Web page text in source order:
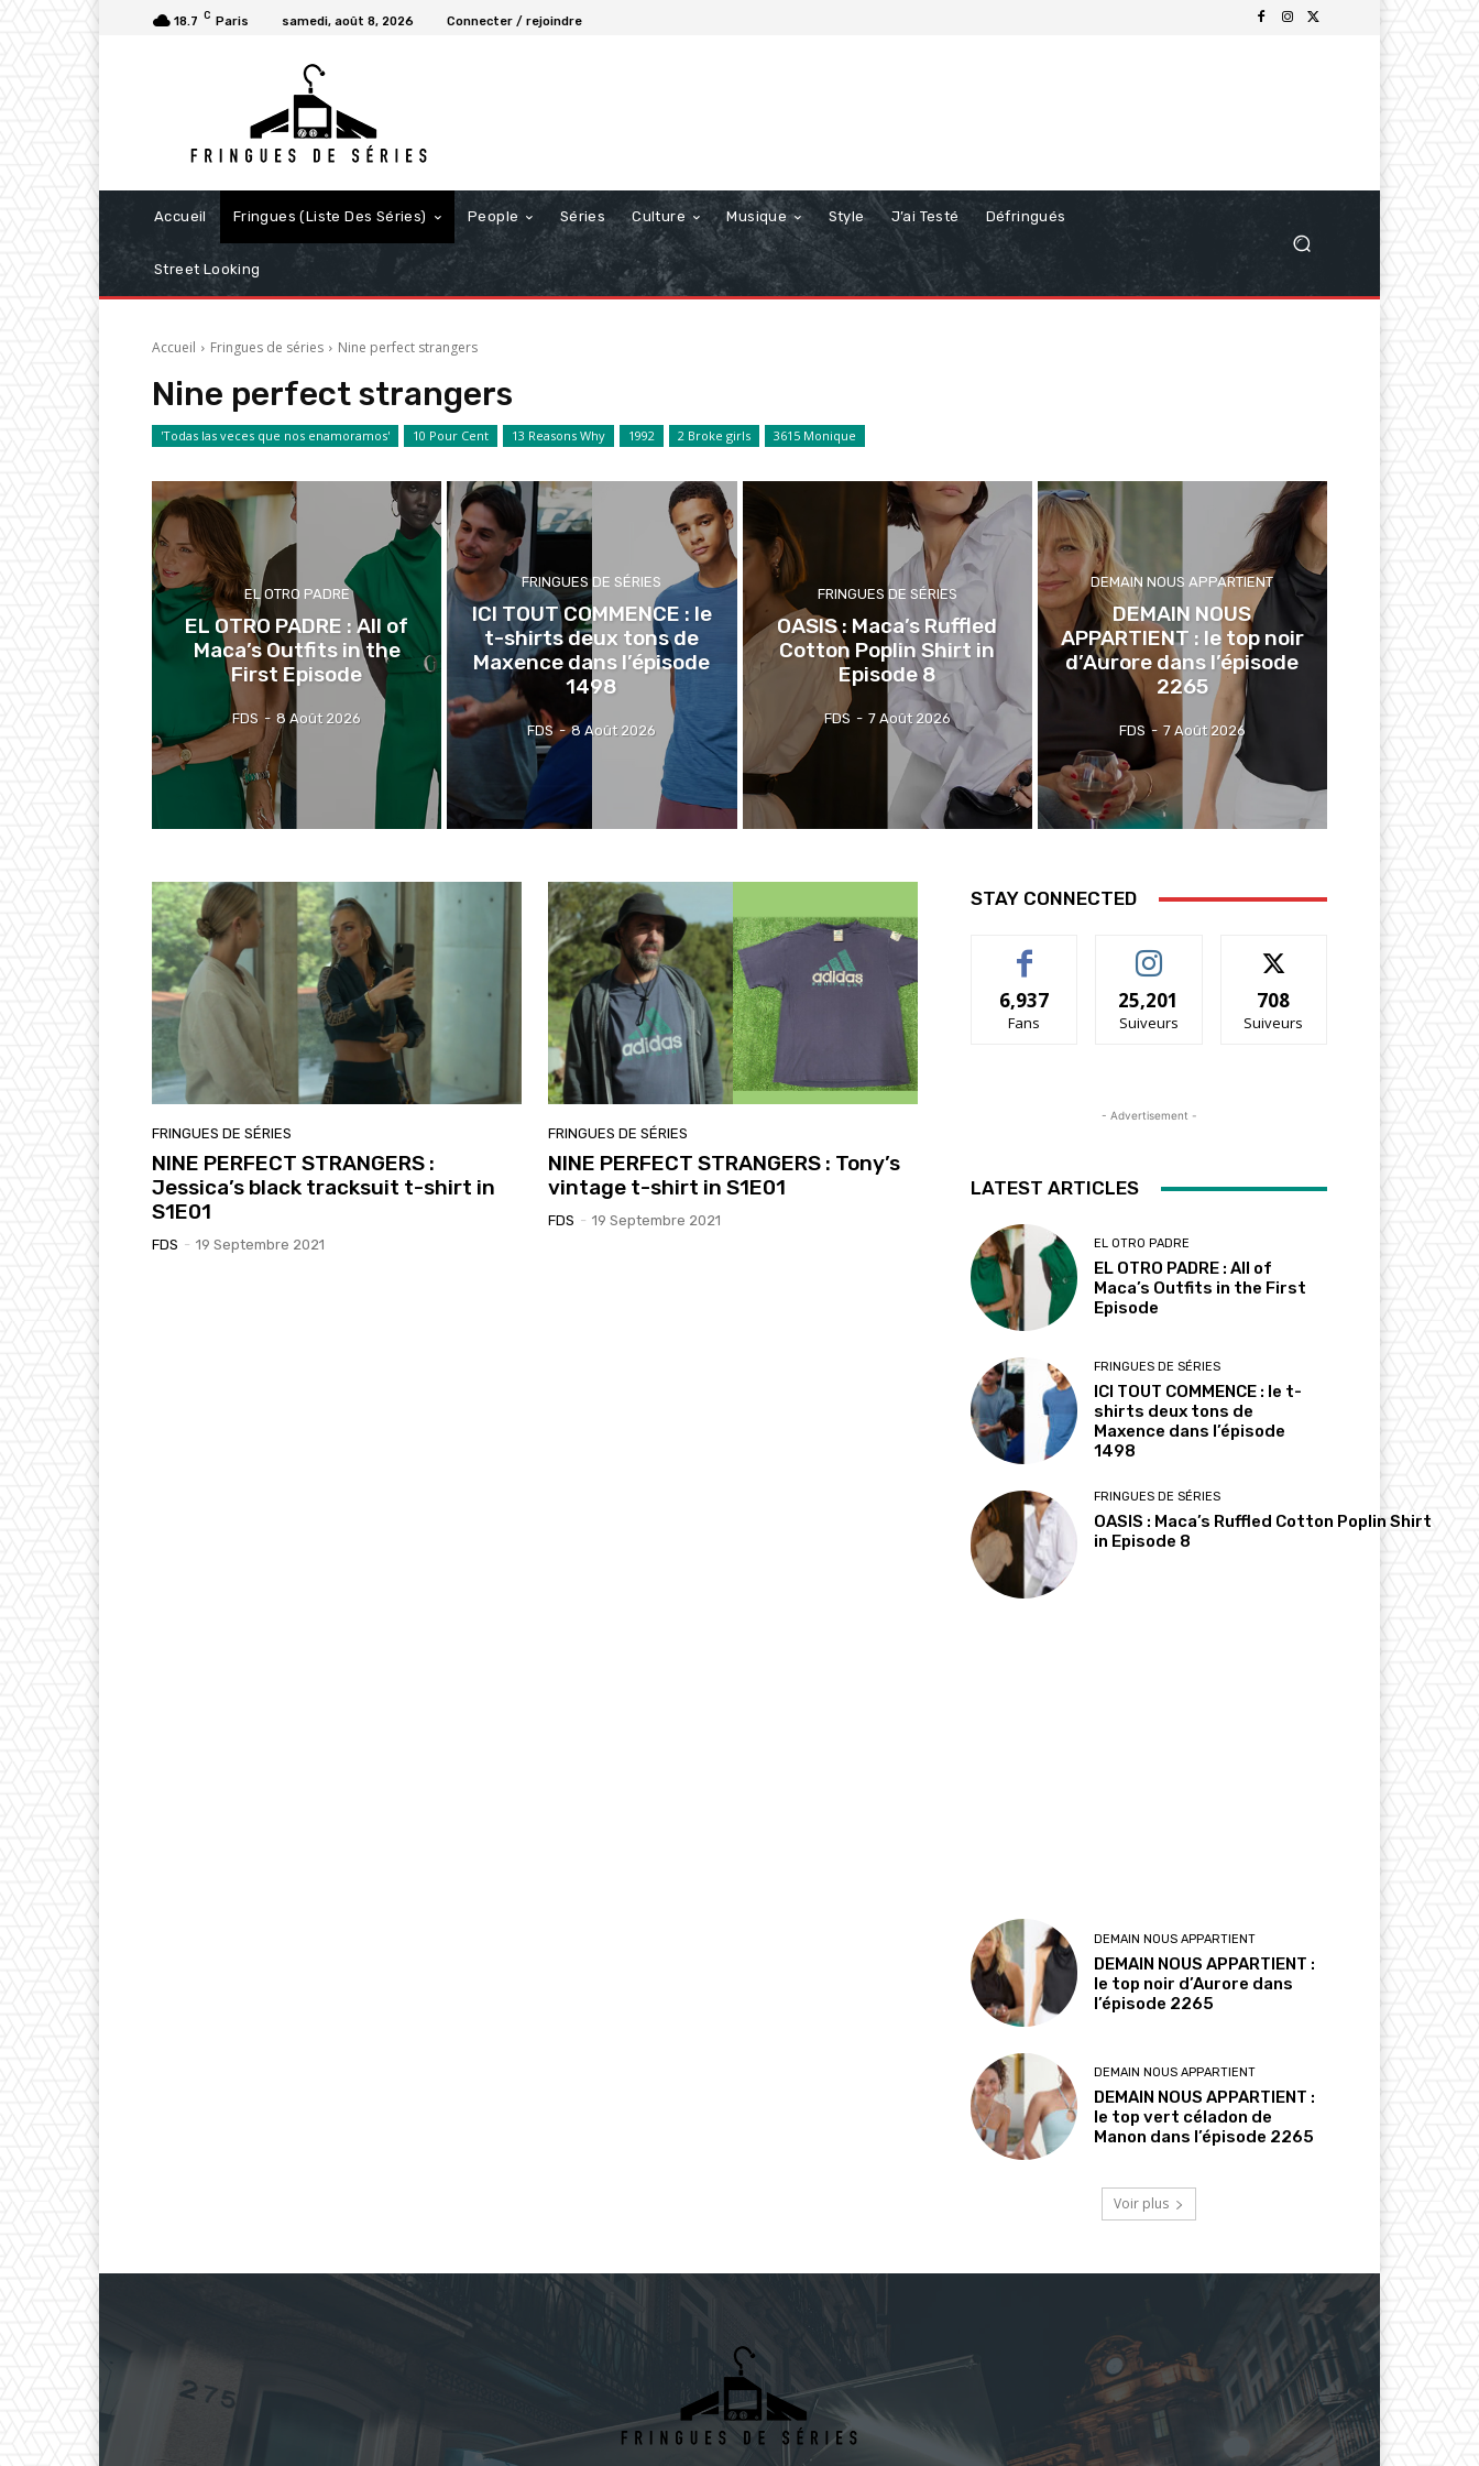
18.7 C Paris samedi, août 8, 2026 Connecter / rejoindre
Accueil Fringues (Liste Des Séries) People Séries Culture Musique Style J’ai Testé Défringués
Street Looking
Accueil Fringues de séries Nine perfect strangers
Nine perfect strangers
'Todas las veces que nos enamoramos' 10 Pour Cent 13 Reasons Why 1992 2 Broke girls 3615 Monique
EL OTRO PADRE
EL OTRO PADRE : All of
Maca’s Outfits in the
First Episode
FDS - 8 Août 2026
FRINGUES DE SÉRIES
ICI TOUT COMMENCE : le
t-shirts deux tons de
Maxence dans l’épisode
1498
FDS - 8 Août 2026
FRINGUES DE SÉRIES
OASIS : Maca’s Ruffled
Cotton Poplin Shirt in
Episode 8
FDS - 7 Août 2026
DEMAIN NOUS APPARTIENT
DEMAIN NOUS
APPARTIENT : le top noir
d’Aurore dans l’épisode
2265
FDS - 7 Août 2026
FRINGUES DE SÉRIES
NINE PERFECT STRANGERS :
Jessica’s black tracksuit t-shirt in
S1E01
FDS - 19 Septembre 2021
FRINGUES DE SÉRIES
NINE PERFECT STRANGERS : Tony’s
vintage t-shirt in S1E01
FDS - 19 Septembre 2021
STAY CONNECTED
6,937
Fans
25,201
Suiveurs
708
Suiveurs
- Advertisement -
LATEST ARTICLES
EL OTRO PADRE
EL OTRO PADRE : All of
Maca’s Outfits in the First
Episode
FRINGUES DE SÉRIES
ICI TOUT COMMENCE : le t-
shirts deux tons de
Maxence dans l’épisode
1498
FRINGUES DE SÉRIES
OASIS : Maca’s Ruffled Cotton Poplin Shirt
in Episode 8
DEMAIN NOUS APPARTIENT
DEMAIN NOUS APPARTIENT :
le top noir d’Aurore dans
l’épisode 2265
DEMAIN NOUS APPARTIENT
DEMAIN NOUS APPARTIENT :
le top vert céladon de
Manon dans l’épisode 2265
Voir plus